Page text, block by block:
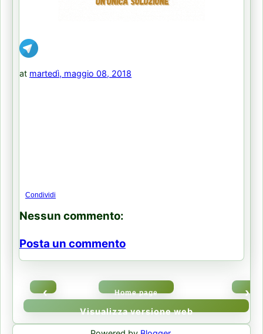
at martedì, maggio 08, 2018
Condividi
Nessun commento:
Posta un commento
‹ ›
Home page
Visualizza versione web